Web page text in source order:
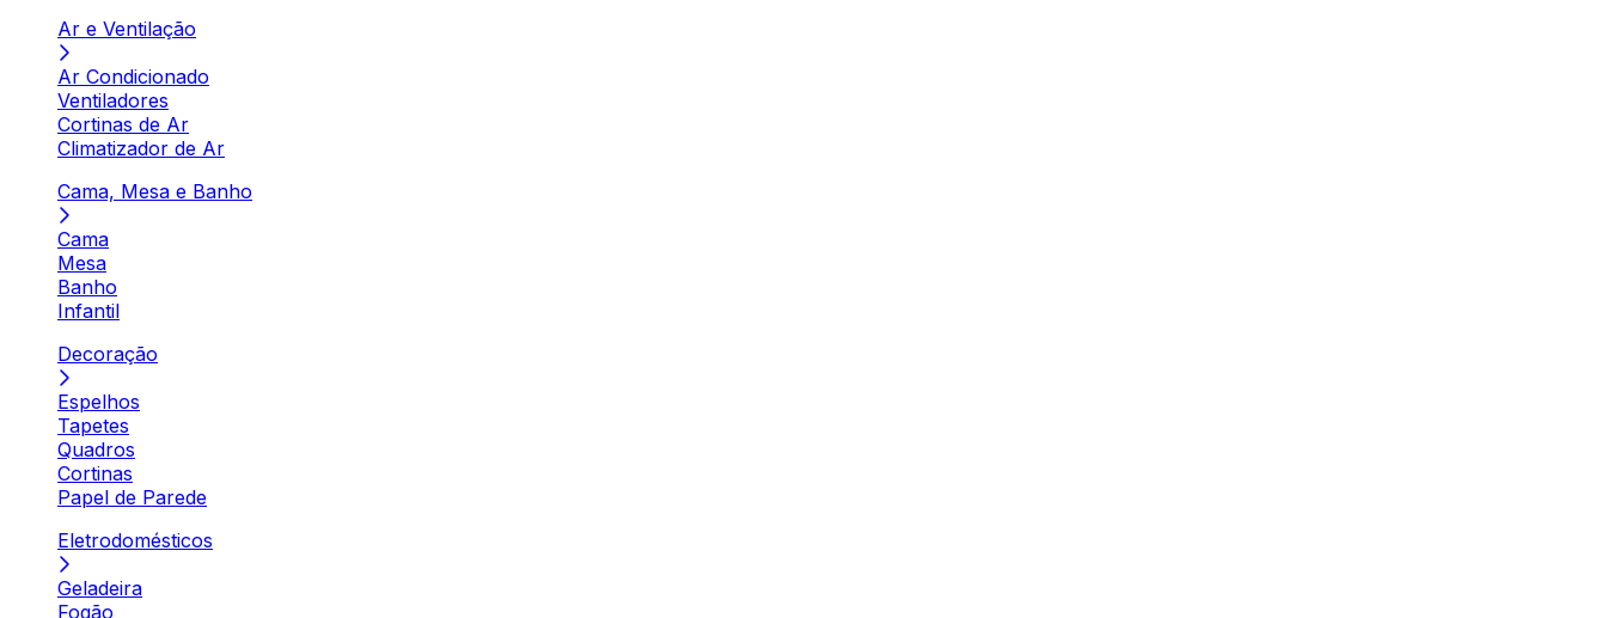
Ar e Ventilação
Ar Condicionado
Ventiladores
Cortinas de Ar
Climatizador de Ar
Cama, Mesa e Banho
Cama
Mesa
Banho
Infantil
Decoração
Espelhos
Tapetes
Quadros
Cortinas
Papel de Parede
Eletrodomésticos
Geladeira
Fogão